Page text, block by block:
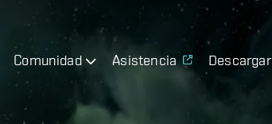
Comunidad Asistencia Descargar